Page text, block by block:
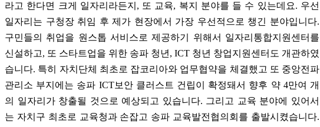
라고 한다면 크게 일자리라든지, 또 교육, 복지 분야를 들 수 있는데요. 우선
일자리는 구청장 취임 후 제가 현장에서 가장 우선적으로 챙긴 분야입니다.
구민들의 취업을 원스톱 서비스로 제공하기 위해서 일자리통합지원센터를
신설하고, 또 스타트업을 위한 송파 청년, ICT 청년 창업지원센터도 개관하였
습니다. 특히 자치단체 최초로 잡코리아와 업무협약을 체결했고 또 중앙전파
관리소 부지에는 송파 ICT보안 클러스트 건립이 확정돼서 향후 약 4만여 개
의 일자리가 창출될 것으로 예상되고 있습니다. 그리고 교육 분야에 있어서
는 자치구 최초로 교육청과 손잡고 송파 교육발전협의회를 출발시켰습니다.